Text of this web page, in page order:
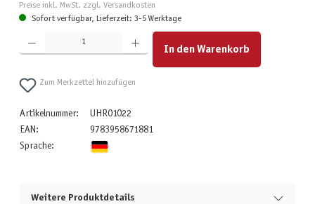
Preise inkl. MwSt. zzgl. Versandkosten
Sofort verfügbar, Lieferzeit: 3-5 Werktage
Produkt Anzahl: Gib den gewünschten Wert ein oder benutze die Schaltflächen um die Anzahl zu
In den Warenkorb
Zum Merkzettel hinzufügen
Artikelnummer:
UHR01022
EAN:
9783958671881
Sprache:
Weitere Produktdetails